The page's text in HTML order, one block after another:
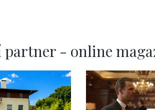
partner - online